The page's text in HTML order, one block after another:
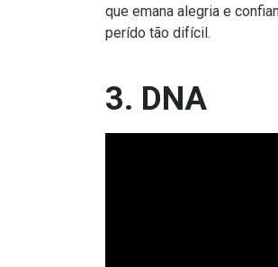
que emana alegria e
perído tão difícil.
3. DNA